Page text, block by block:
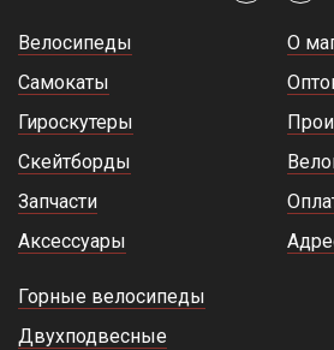
Велосипеды
Самокаты
Гироскутеры
Скейтборды
Запчасти
Аксессуары
О
Горные велосипеды
Двухподвесные